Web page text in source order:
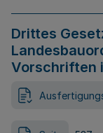
Drittes
Vorschriften